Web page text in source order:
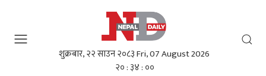
शुक्रबार, २२ साउन २०८३Fri, 07 August 2026
२० : ३४ : ०१